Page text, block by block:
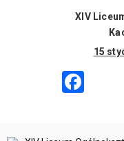
XIV Lice
15